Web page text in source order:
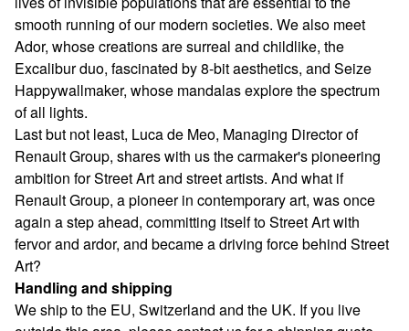
smooth running of our modern societies. We also meet
Ador, whose creations are surreal and childlike, the
Excalibur duo, fascinated by 8-bit aesthetics, and Seize
Happywallmaker, whose mandalas explore the spectrum
of all lights.
Last but not least, Luca de Meo, Managing Director of
Renault Group, shares with us the carmaker's pioneering
ambition for Street Art and street artists. And what if
Renault Group, a pioneer in contemporary art, was once
again a step ahead, committing itself to Street Art with
fervor and ardor, and became a driving force behind Street
Art?
Handling and shipping
We ship to the EU, Switzerland and the UK. If you live